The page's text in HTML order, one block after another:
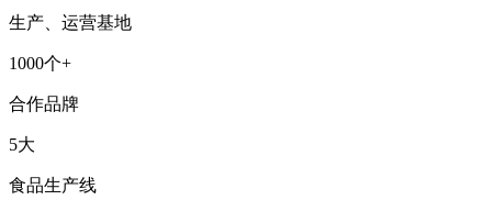
生产、运营基地
1000个+
合作品牌
5大
食品生产线